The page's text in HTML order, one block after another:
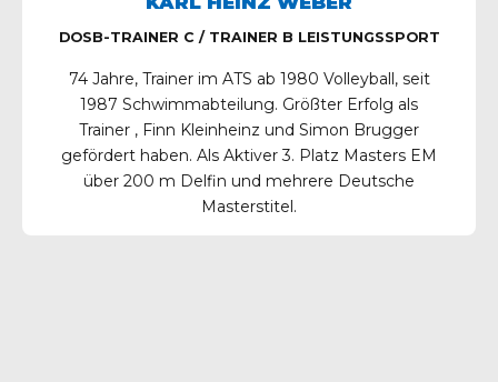
DOSB-TRAINER C / TRAINER B LEISTUNGSSPORT
74 Jahre, Trainer im ATS ab 1980 Volleyball, seit
1987 Schwimmabteilung. Größter Erfolg als
Trainer , Finn Kleinheinz und Simon Brugger
gefördert haben. Als Aktiver 3. Platz Masters EM
über 200 m Delfin und mehrere Deutsche
Masterstitel.